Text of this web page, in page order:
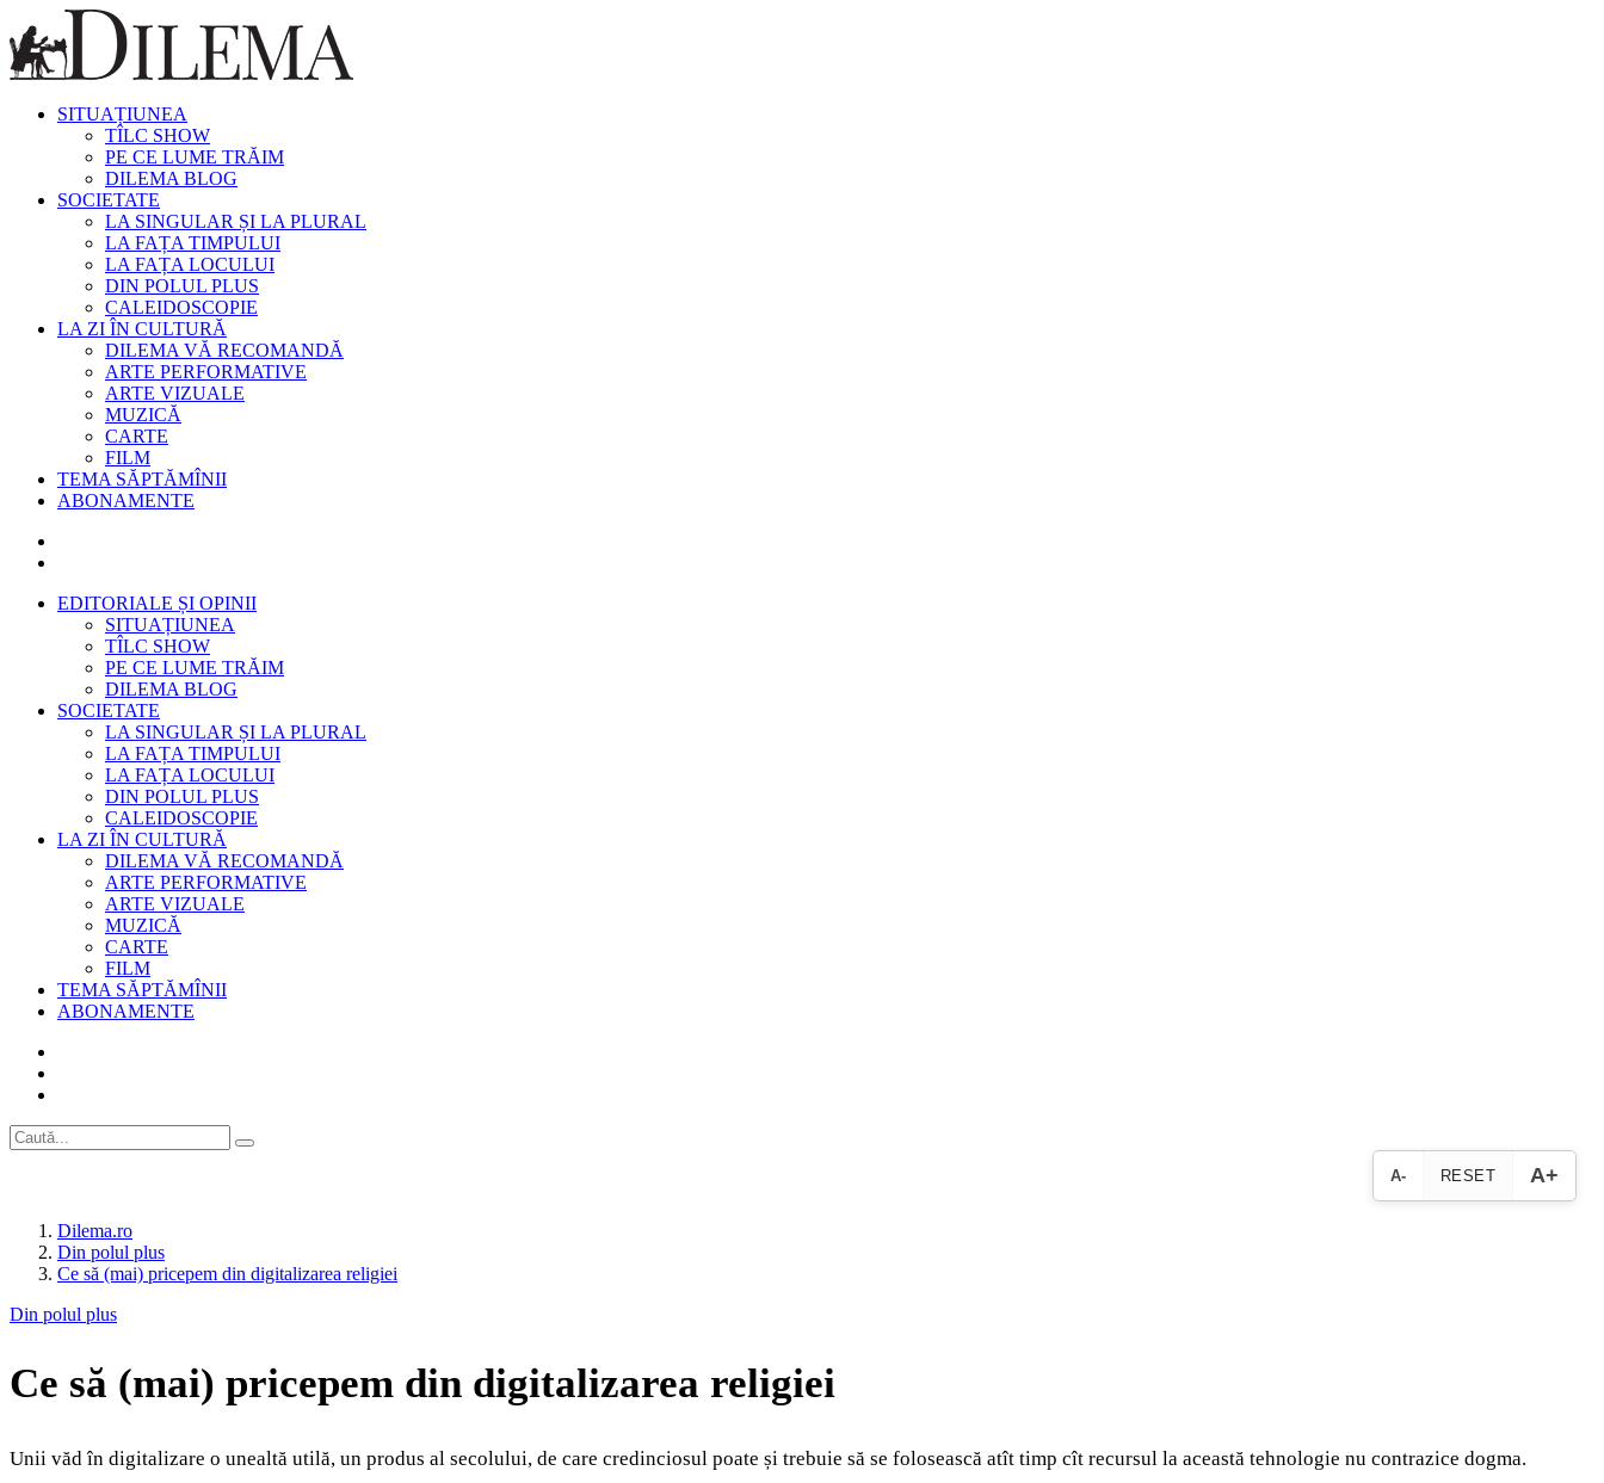
SITUAȚIUNEA
TÎLC SHOW
PE CE LUME TRĂIM
DILEMA BLOG
SOCIETATE
LA SINGULAR ȘI LA PLURAL
LA FAȚA TIMPULUI
LA FAȚA LOCULUI
DIN POLUL PLUS
CALEIDOSCOPIE
LA ZI ÎN CULTURĂ
DILEMA VĂ RECOMANDĂ
ARTE PERFORMATIVE
ARTE VIZUALE
MUZICĂ
CARTE
FILM
TEMA SĂPTĂMÎNII
ABONAMENTE
EDITORIALE ȘI OPINII
SITUAȚIUNEA
TÎLC SHOW
PE CE LUME TRĂIM
DILEMA BLOG
SOCIETATE
LA SINGULAR ȘI LA PLURAL
LA FAȚA TIMPULUI
LA FAȚA LOCULUI
DIN POLUL PLUS
CALEIDOSCOPIE
LA ZI ÎN CULTURĂ
DILEMA VĂ RECOMANDĂ
ARTE PERFORMATIVE
ARTE VIZUALE
MUZICĂ
CARTE
FILM
TEMA SĂPTĂMÎNII
ABONAMENTE
A- RESET A+
Dilema.ro
Din polul plus
Ce să (mai) pricepem din digitalizarea religiei
Din polul plus
Ce să (mai) pricepem din digitalizarea religiei
Unii văd în digitalizare o unealtă utilă, un produs al secolului, de care credinciosul poate și trebuie să se folosească atît timp cît recursul la această tehnologie nu contrazice dogma.